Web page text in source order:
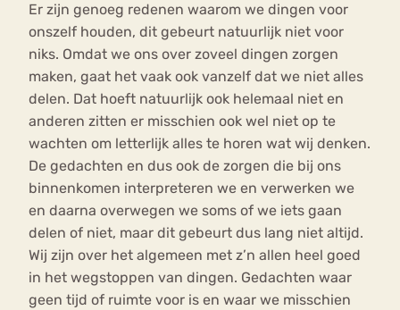
Er zijn genoeg redenen waarom we dingen voor
onszelf houden, dit gebeurt natuurlijk niet voor
niks. Omdat we ons over zoveel dingen zorgen
maken, gaat het vaak ook vanzelf dat we niet alles
delen. Dat hoeft natuurlijk ook helemaal niet en
anderen zitten er misschien ook wel niet op te
wachten om letterlijk alles te horen wat wij denken.
De gedachten en dus ook de zorgen die bij ons
binnenkomen interpreteren we en verwerken we
en daarna overwegen we soms of we iets gaan
delen of niet, maar dit gebeurt dus lang niet altijd.
Wij zijn over het algemeen met z’n allen heel goed
in het wegstoppen van dingen. Gedachten waar
geen tijd of ruimte voor is en waar we misschien